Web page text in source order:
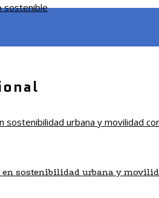
sostenible
sostenibilidad urbana y